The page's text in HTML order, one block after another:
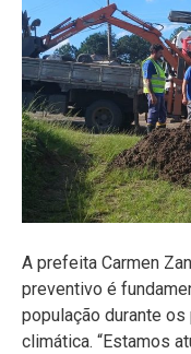
A prefeita Carmen
preventivo é
população durante
climática. “Estamos